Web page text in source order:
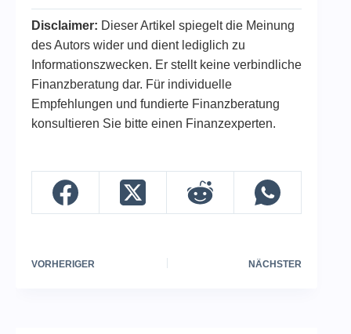
Disclaimer: Dieser Artikel spiegelt die Meinung
des Autors wider und dient lediglich zu
Informationszwecken. Er stellt keine verbindliche
Finanzberatung dar. Für individuelle
Empfehlungen und fundierte Finanzberatung
konsultieren Sie bitte einen Finanzexperten.
VORHERIGER NÄCHSTER